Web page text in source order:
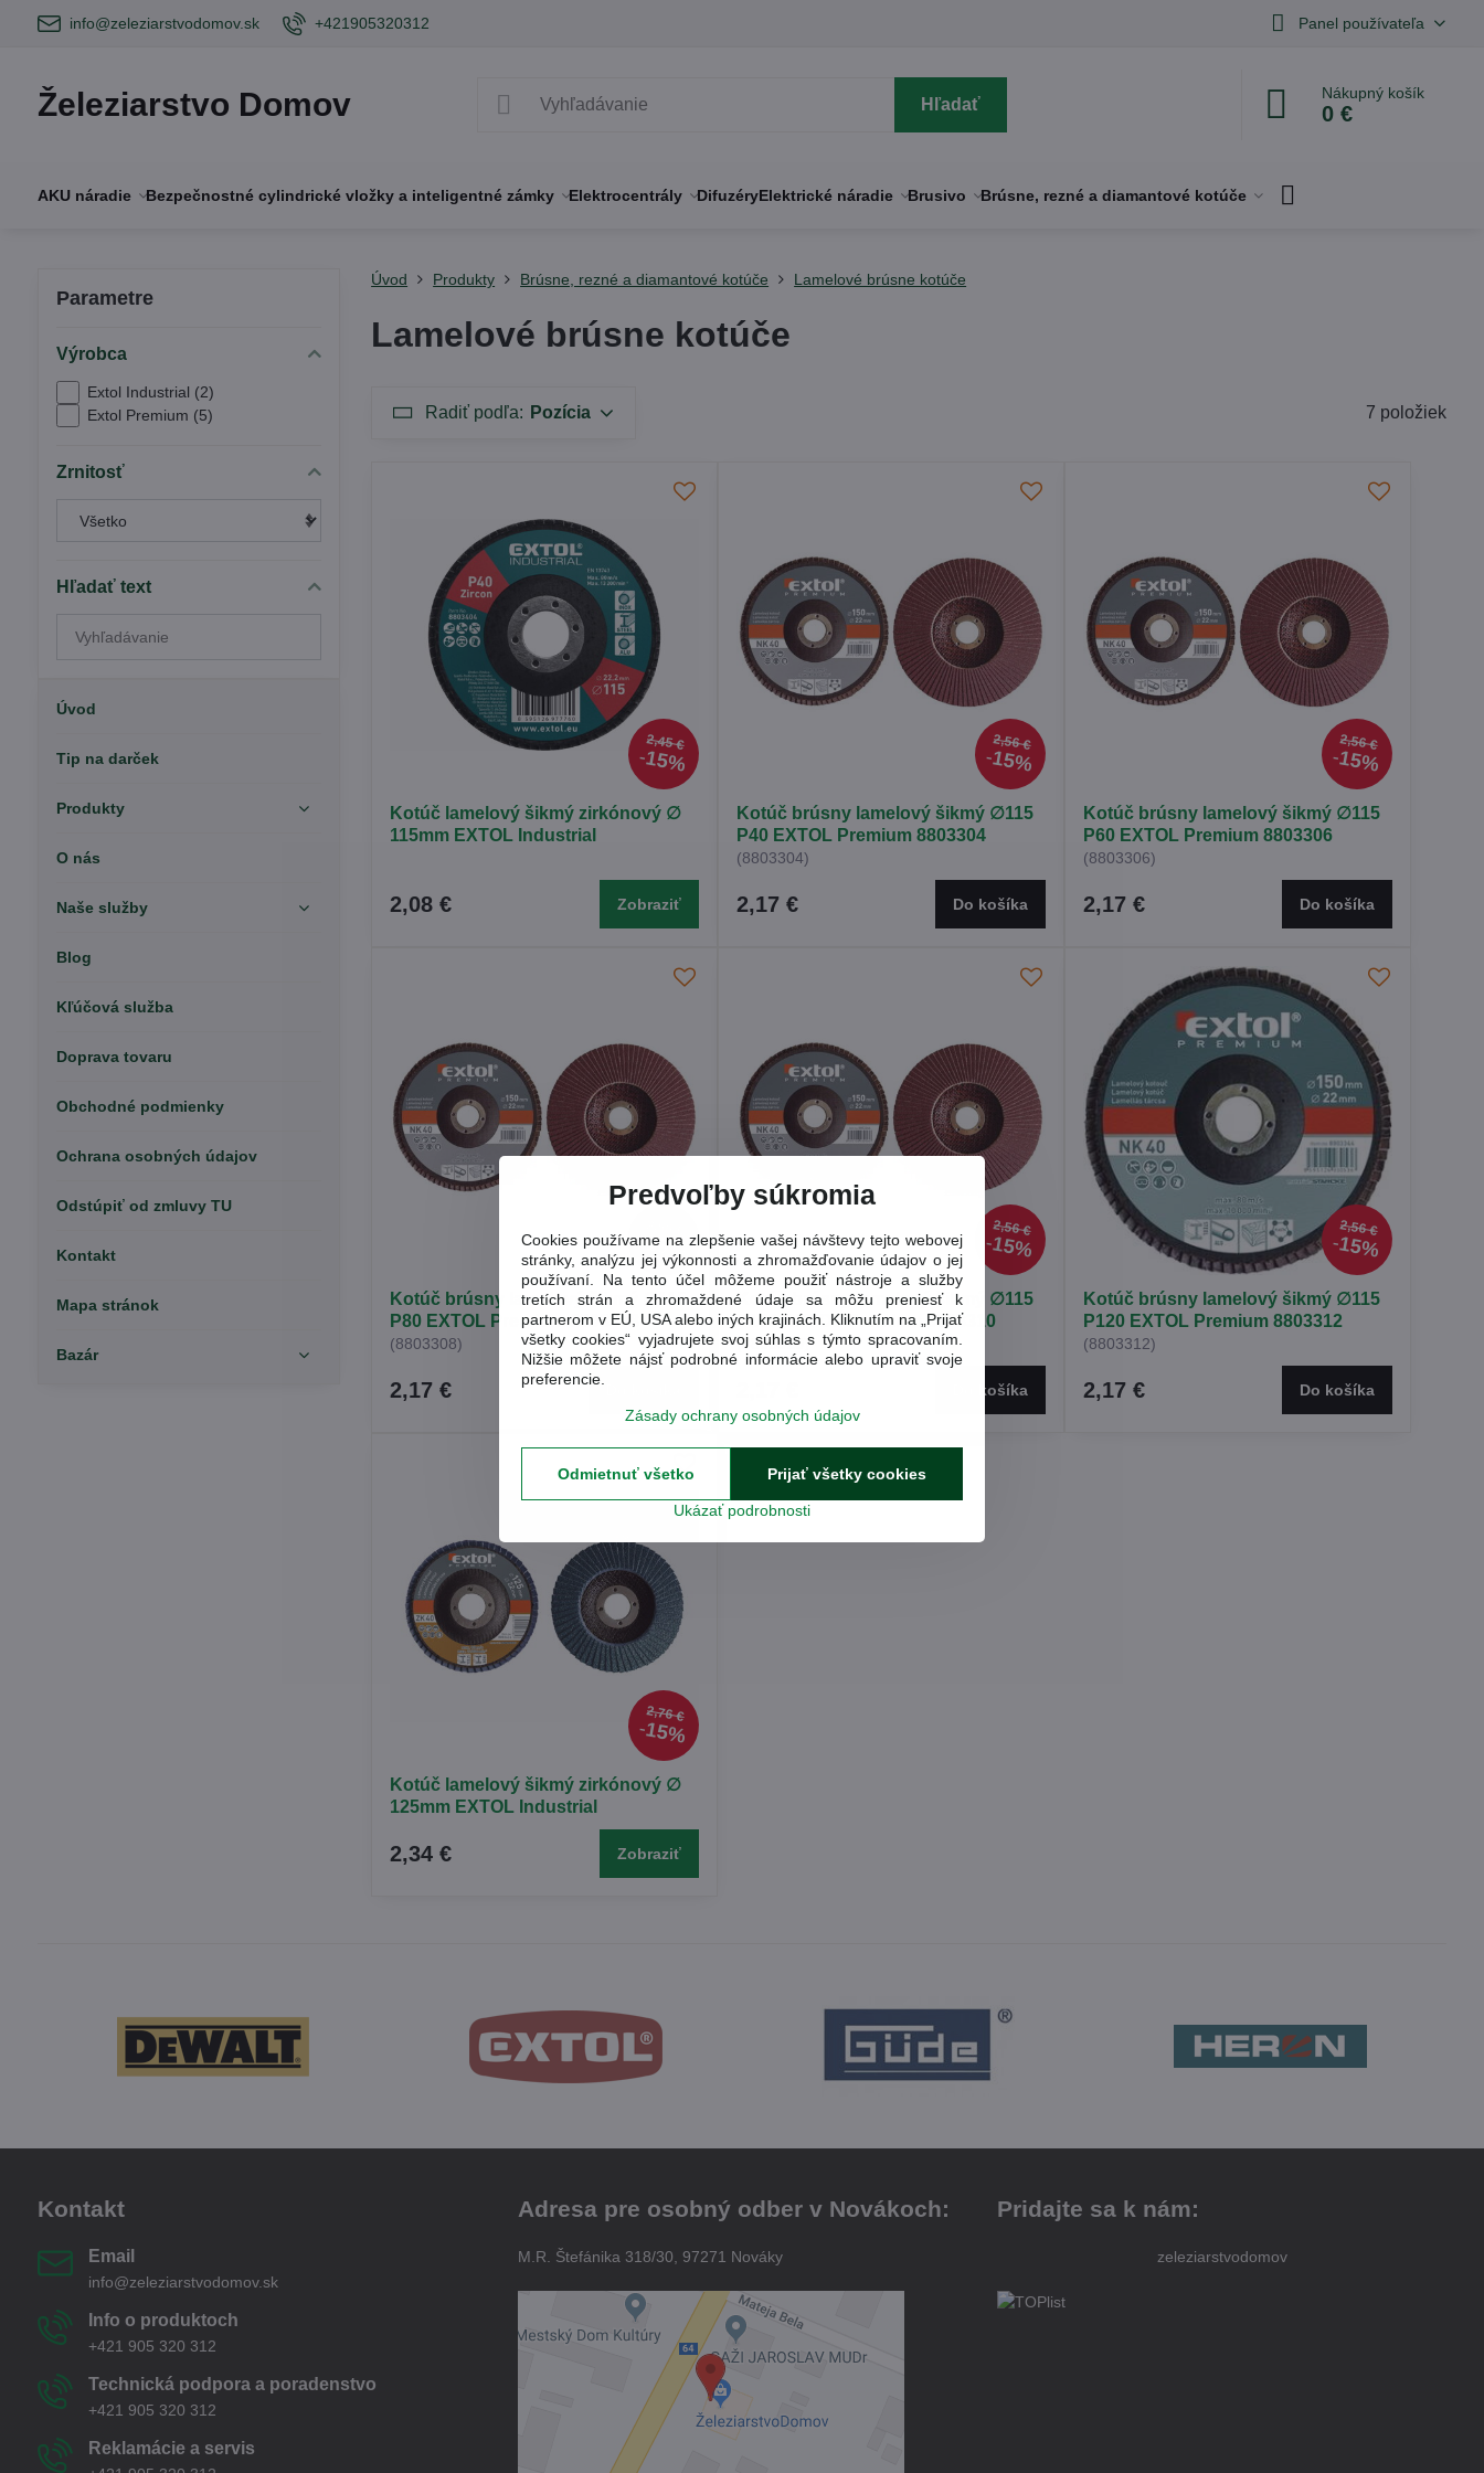
info@zeleziarstvodomov.sk +421905320312 Panel používateľa
Železiarstvo Domov Hľadať
Nákupný košík
0 €
AKU náradie Bezpečnostné cylindrické vložky a inteligentné zámky Elektrocentrály DifuzéryElektrické náradie Brusivo Brúsne, rezné a diamantové kotúče
Úvod Produkty Brúsne, rezné a diamantové kotúče Lamelové brúsne kotúče
Lamelové brúsne kotúče
Radiť podľa: Pozícia 7 položiek
2,45 €
15%
Kotúč lamelový šikmý zirkónový ∅
115mm EXTOL Industrial
2,08 € Zobraziť
2,56 €
15%
Kotúč brúsny lamelový šikmý ∅115
P40 EXTOL Premium 8803304
(8803304)
2,17 € Do košíka
2,56 €
15%
Kotúč brúsny lamelový šikmý ∅115
P60 EXTOL Premium 8803306
(8803306)
2,17 € Do košíka
15%
Kotúč brúsny lamelový šikmý ∅115
P80 EXTOL Premium 8803308
(8803308)
2,17 €
2,56 €
15%
Kotúč brúsny lamelový šikmý ∅115
P100 EXTOL Premium 8803310
(8803310)
Do košíka
2,56 €
15%
Kotúč brúsny lamelový šikmý ∅115
P120 EXTOL Premium 8803312
(8803312)
2,17 € Do košíka
2,76 €
15%
Kotúč lamelový šikmý zirkónový ∅
125mm EXTOL Industrial
2,34 € Zobraziť
Parametre
Výrobca
Extol Industrial (2)
Extol Premium (5)
Zrnitosť
Hľadať text
výsledky
fulltextom
Úvod
Tip na darček
Produkty
O nás
Naše služby
Blog
Kľúčová služba
Doprava tovaru
Obchodné podmienky
Ochrana osobných údajov
Odstúpiť od zmluvy TU
Kontakt
Mapa stránok
Bazár
Kontakt
Email
info@zeleziarstvodomov.sk
Info o produktoch
+421 905 320 312
Technická podpora a poradenstvo
+421 905 320 312
Reklamácie a servis
Adresa pre osobný odber v Novákoch:
M.R. Štefánika 318/30, 97271 Nováky
Pridajte sa k nám:
zeleziarstvodomov
Predvoľby súkromia
Cookies používame na zlepšenie vašej návštevy tejto webovej
stránky, analýzu jej výkonnosti a zhromažďovanie údajov o jej
používaní. Na tento účel môžeme použiť nástroje a služby
tretích strán a zhromaždené údaje sa môžu preniesť k
partnerom v EÚ, USA alebo iných krajinách. Kliknutím na „Prijať
všetky cookies“ vyjadrujete svoj súhlas s týmto spracovaním.
Nižšie môžete nájsť podrobné informácie alebo upraviť svoje
preferencie.
Zásady ochrany osobných údajov
Ukázať podrobnosti
Prijať všetky cookies
Odmietnuť všetko